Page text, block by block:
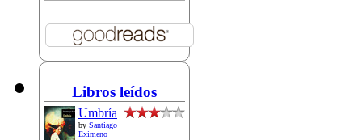
Libros leídos
Umbría
by Santiago
Eximeno